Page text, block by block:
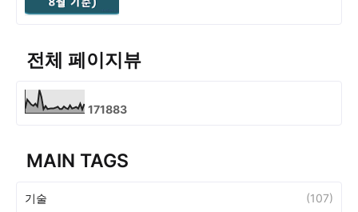
전체 페이지뷰
171883
MAIN TAGS
기술 (107)